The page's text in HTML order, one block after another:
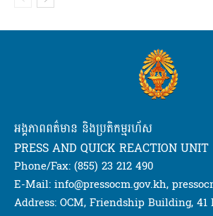
អង្គភាពពត៌មាន និងប្រតិកម្មរហ័ស
PRESS AND QUICK REACTION UNIT
Phone/Fax: (855) 23 212 490
E-Mail: info@pressocm.gov.kh,
Address: OCM, Friendship Building, 41